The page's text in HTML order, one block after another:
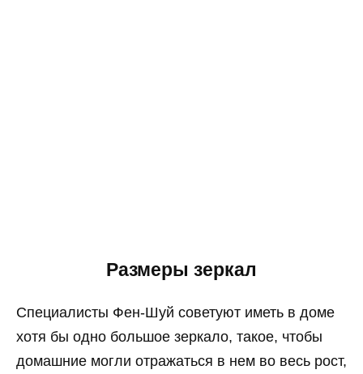
Размеры зеркал
Специалисты Фен-Шуй советуют иметь в доме
хотя бы одно большое зеркало, такое, чтобы
домашние могли отражаться в нем во весь рост,